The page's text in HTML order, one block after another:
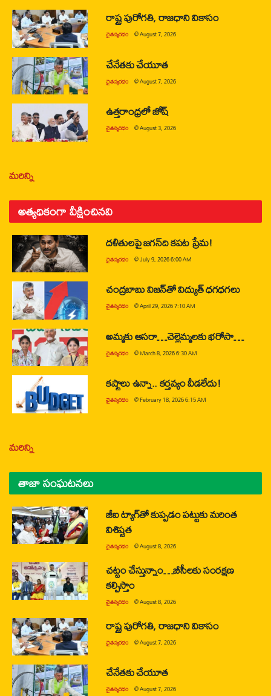
రాష్ట్ర పురోగతి, రాజధాని వికాసం
చైతన్యరధం @August 7, 2026
చేనేతకు చేయూత
చైతన్యరధం @August 7, 2026
ఉత్తరాంధ్రలో జోష్
చైతన్యరధం @August 3, 2026
మరిన్ని
అత్యధికంగా వీక్షించినవి
దళితులపై జగన్‌ది కపట ప్రేమ!
చైతన్యరధం @July 9, 2026 6:00 AM
చంద్రబాబు విజన్‌తో విద్యుత్ ధగధగలు
చైతన్యరధం @April 29, 2026 7:10 AM
అమ్మకు ఆసరా…చెల్లెమ్మలకు భరోసా…
చైతన్యరధం @March 8, 2026 6:30 AM
కష్టాలు ఉన్నా.. కర్తవ్యం వీడలేదు!
చైతన్యరధం @February 18, 2026 6:15 AM
మరిన్ని
తాజా సంఘటనలు
జీఐ ట్యాగ్‌తో కుప్పడం పట్టుకు మరింత
విశిష్టత
చైతన్యరధం @August 8, 2026
చట్టం చేస్తున్నాం…బీసీలకు సంరక్షణ
కల్పిస్తాం
చైతన్యరధం @August 8, 2026
రాష్ట్ర పురోగతి, రాజధాని వికాసం
చైతన్యరధం @August 7, 2026
చేనేతకు చేయూత
చైతన్యరధం @August 7, 2026